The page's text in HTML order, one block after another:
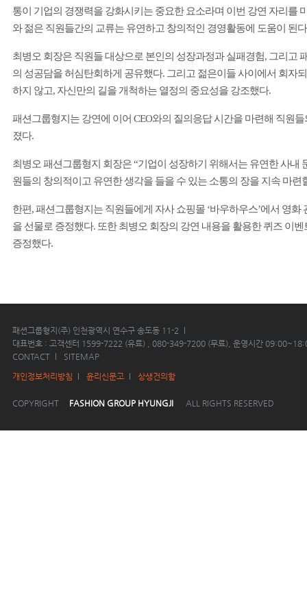
통이 기업의 경쟁력을 강화시키는 중요한 요소라며 이번 강연 자리를
와 젊은 직원들간의 교류는 유연하고 창의적인 경영활동에 도움이 된
최병오 회장은 직원들 대상으로 본인의 성장과정과 실패경험, 그리고
의 성공담을 허심탄회하게 공유했다. 그리고 젊은이들 사이에서 회자
하지 않고, 자신만의 길을 개척하는 열정의 중요성을 강조했다.
패션그룹형지 는 강연에 이어 CEO와의 질의응답 시간을 마련해 직원
졌다.
최병오 패션그룹형지 회장은“기업이 성장하기 위해서는 유연한 사내
원들의 창의적이고 유연한 생각을 들을 수 있는 소통의 장을 지속 마련
한편,패션그룹형지 는 직원들에게 자사 쇼핑몰 ‘바우하우스’에서 영화
을 선물로 증정했다. 또한 최병오 회장의 강연 내용을 활용한 퀴즈 이
증정했다.
패션그룹형지(주) 인천광역시 연수구 송도동 11-2
대표번호 : 고객센터 1599-7222 (유료) , 080-349-7200 (무료), 운영시간
CONTACT
SITEMAP
개인정보처리방침 윤리신문고 상생건의함
COPYRIGHT FASHION GROUP HYUNGJI ALL RIGHTS RESERVED